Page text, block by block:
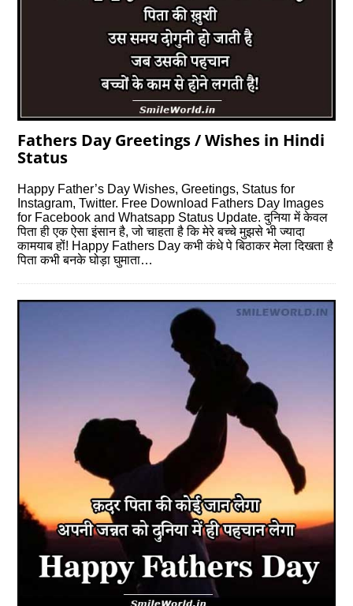
Fathers Day Greetings / Wishes in Hindi
Status
Happy Father’s Day Wishes, Greetings, Status for
Instagram, Twitter. Free Download Fathers Day Images
for Facebook and Whatsapp Status Update. दुनिया में केवल
पिता ही एक ऐसा इंसान है, जो चाहता है कि मेरे बच्चे मुझसे भी ज्यादा
कामयाब हों! Happy Fathers Day कभी कंधे पे बिठाकर मेला दिखता है
पिता कभी बनके घोड़ा घुमाता…